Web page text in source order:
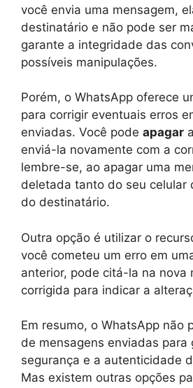
você envia uma mensagem,
destinatário e não pode ser
garante a integridade das
possíveis manipulações.
Porém, o WhatsApp oferece
para corrigir eventuais erros
enviadas. Você pode apagar
enviá-la novamente com a
lembre-se, ao apagar uma
deletada tanto do seu celular
do destinatário.
Outra opção é utilizar o
você cometeu um erro em
anterior, pode citá-la na nova
corrigida para indicar a
Em resumo, o WhatsApp não
de mensagens enviadas para
segurança e a autenticidade
Mas existem outras opções